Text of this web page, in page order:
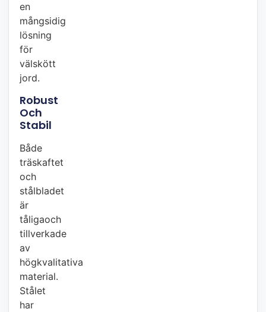
en
mångsidig
lösning
för
välskött
jord.
Robust
Och
Stabil
Både
träskaftet
och
stålbladet
är
tåligaoch
tillverkade
av
högkvalitativa
material.
Stålet
har